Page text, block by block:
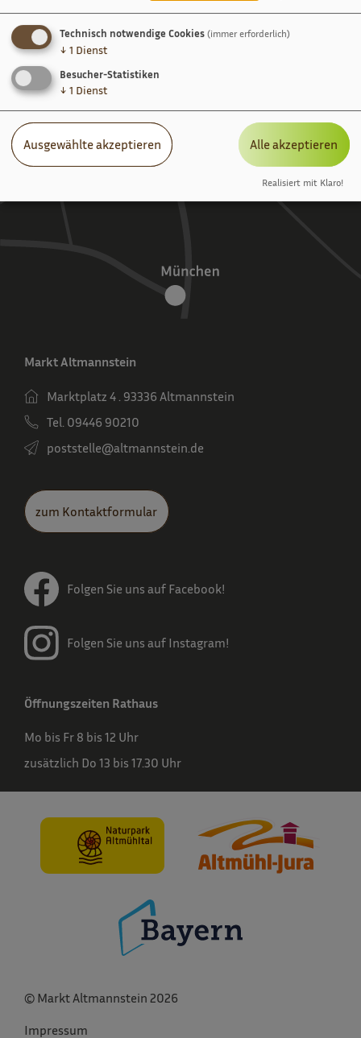
Markt Altmannstein
Marktplatz 4 . 93336 Altmannstein
Tel. 09446 90210
poststelle­@altmannstein.de
zum Kontaktformular
Folgen Sie uns auf Facebook!
Folgen Sie uns auf Instagram!
Öffnungszeiten Rathaus
Mo bis Fr 8 bis 12 Uhr
zusätzlich Do 13 bis 17.30 Uhr
© Markt Altmannstein 2026
Impressum
Technisch notwendige Cookies (immer erforderlich)
↓ 1 Dienst
Besucher-Statistiken
↓ 1 Dienst
Ausgewählte akzeptieren Alle akzeptieren
Realisiert mit Klaro!